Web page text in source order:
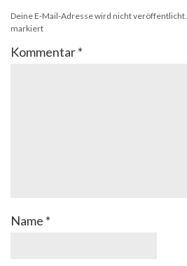
Deine E-Mail-Adresse wird nicht veröffentlicht.
markiert
Kommentar*
Name *